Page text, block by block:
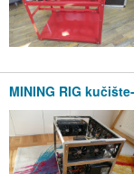
MINING RIG